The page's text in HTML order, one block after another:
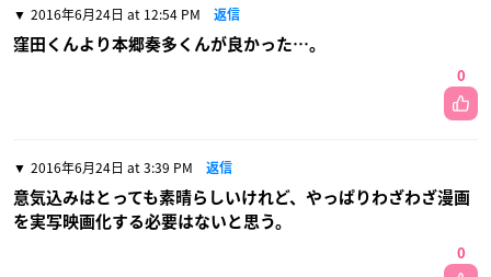
2016年6月24日 at 12:54 PM 返信
窪田くんより本郷奏多くんが良かった…。
0
2016年6月24日 at 3:39 PM 返信
意気込みはとっても素晴らしいけれど、やっぱりわざわざ漫画
を実写映画化する必要はないと思う。
0